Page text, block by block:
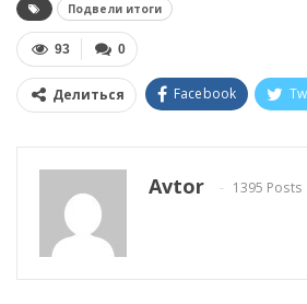
Подвели итоги
0
93
Делиться Facebook
Avtor 1395 Posts